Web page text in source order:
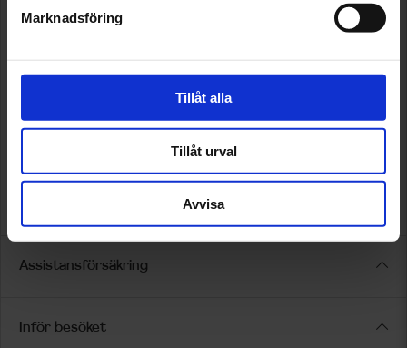
Marknadsföring
Tillåt alla
Tillåt urval
Avvisa
Assistansförsäkring
Inför besöket